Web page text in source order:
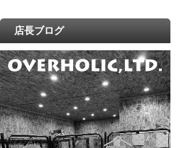
店長ブログ